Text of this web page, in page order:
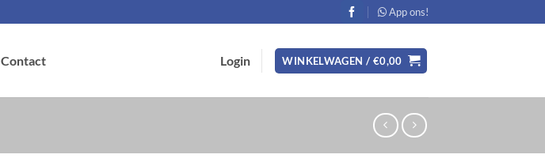
App ons!
Contact Login WINKELWAGEN / €0,00